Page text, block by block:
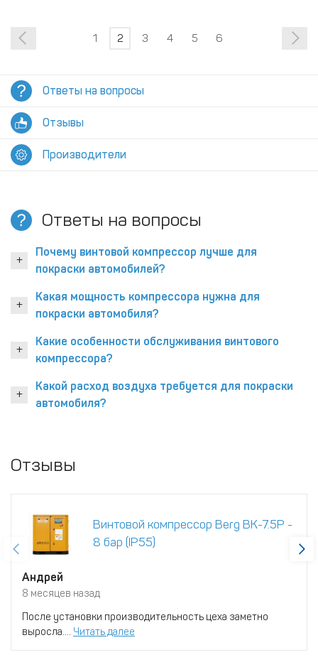
1 2 3 4 5 6
Ответы на вопросы
Отзывы
Производители
Ответы на вопросы
Почему винтовой компрессор лучше для
покраски автомобилей?
Какая мощность компрессора нужна для
покраски автомобиля?
Какие особенности обслуживания винтового
компрессора?
Какой расход воздуха требуется для покраски
автомобиля?
Отзывы
Винтовой компрессор Berg ВК-7.5Р -
8 бар (IP55)
Андрей
8 месяцев назад
После установки производительность цеха заметно
выросла.... Читать далее